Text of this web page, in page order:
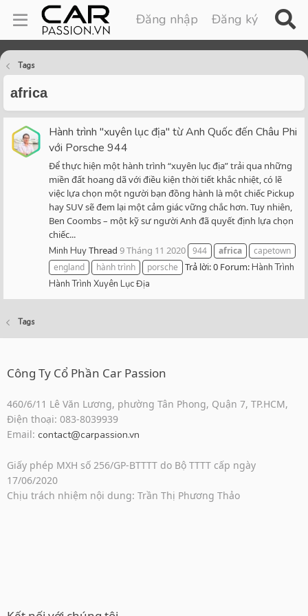
Đăng nhập Đăng ký
Tags
africa
Hành trình "xuyên lục địa" từ Anh Quốc đến Châu Phi
với Porsche 944
Để thực hiện một hành trình “xuyên lục địa” trải qua những
miền đất hoang dã với điều kiện thời tiết khắc nhiệt, có lẽ
việc lựa chọn một người bạn đồng hành là một chiếc Pickup
hay SUV sẽ đem lại một cảm giác vững chắc hơn. Tuy nhiên,
Ben Coombs – một kỹ sư người Anh đã quyết định lựa chọn
chiếc...
Minh HuyThread 9 Tháng 11 2020 944 africa
capetown
england
hành trình porsche Trả lời: 0 Forum:Hành Trình
Hành Trình Xuyên Lục Địa
Tags
Công Ty Cổ Phần Car Passion
460/6/11 Lê Văn Lương, phường Tân Phong, Quận 7, TP.HCM,
Điện thoại: 083-8039939
Email: contact@carpassion.vn
Giấy phép MXH số 256/GP-BTTTT do Bộ TTTT cấp ngày
17/06/2020
Chịu trách nhiệm nội dung: Trần Thị Phương Thảo